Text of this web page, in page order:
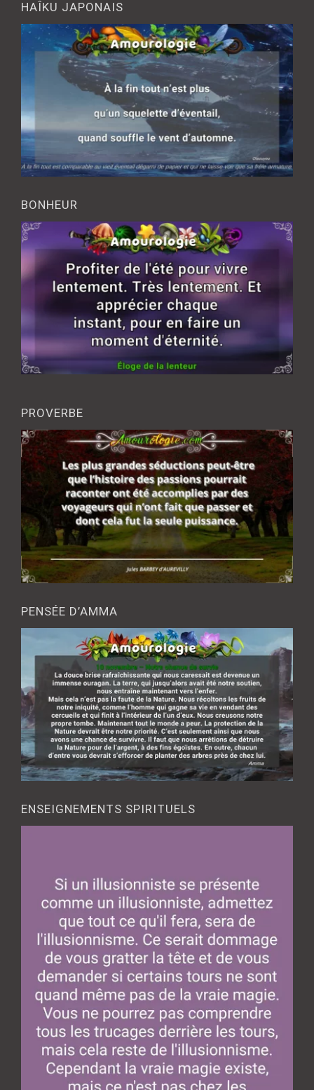
HAÎKU JAPONAIS
BONHEUR
PROVERBE
PENSÉE D’AMMA
ENSEIGNEMENTS SPIRITUELS